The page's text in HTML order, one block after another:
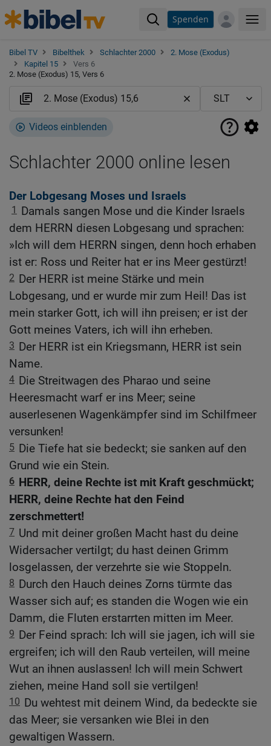
Spenden
Bibel TV Bibelthek Schlachter 2000
2. Mose (Exodus)
Kapitel 15
Vers 6
2. Mose (Exodus) 15, Vers 6
Videos einblenden
Schlachter 2000 online lesen
Der Lobgesang Moses und Israels
1
Damals sangen Mose und die Kinder Israels
dem HERRN diesen Lobgesang und sprachen:
»Ich will dem HERRN singen, denn hoch erhaben
ist er: Ross und Reiter hat er ins Meer gestürzt!
2 Der HERR ist meine Stärke und mein
Lobgesang, und er wurde mir zum Heil! Das ist
mein starker Gott, ich will ihn preisen; er ist der
Gott meines Vaters, ich will ihn erheben.
3 Der HERR ist ein Kriegsmann, HERR ist sein
Name.
4 Die Streitwagen des Pharao und seine
Heeresmacht warf er ins Meer; seine
auserlesenen Wagenkämpfer sind im Schilfmeer
versunken!
5 Die Tiefe hat sie bedeckt; sie sanken auf den
Grund wie ein Stein.
6 HERR, deine Rechte ist mit Kraft geschmückt;
HERR, deine Rechte hat den Feind
zerschmettert!
7 Und mit deiner großen Macht hast du deine
Widersacher vertilgt; du hast deinen Grimm
losgelassen, der verzehrte sie wie Stoppeln.
8 Durch den Hauch deines Zorns türmte das
Wasser sich auf; es standen die Wogen wie ein
Damm, die Fluten erstarrten mitten im Meer.
9 Der Feind sprach: Ich will sie jagen, ich will sie
ergreifen; ich will den Raub verteilen, will meine
Wut an ihnen auslassen! Ich will mein Schwert
ziehen, meine Hand soll sie vertilgen!
10 Du wehtest mit deinem Wind, da bedeckte sie
das Meer; sie versanken wie Blei in den
gewaltigen Wassern.